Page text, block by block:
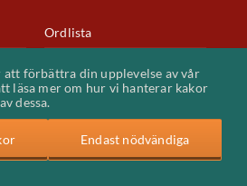
Ordlista
förbättra din upplevelse av vår
läsa mer om hur vi hanterar kakor
dessa.
Endast nödvändiga